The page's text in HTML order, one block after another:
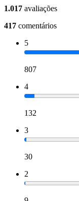
1.017 avaliações
417 comentários
5
807
4
132
3
30
2